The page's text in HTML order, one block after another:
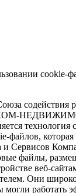
cookie-
содействия
технология
файлов,
и Сервисов
файлы,
веб-
Они
могли работать